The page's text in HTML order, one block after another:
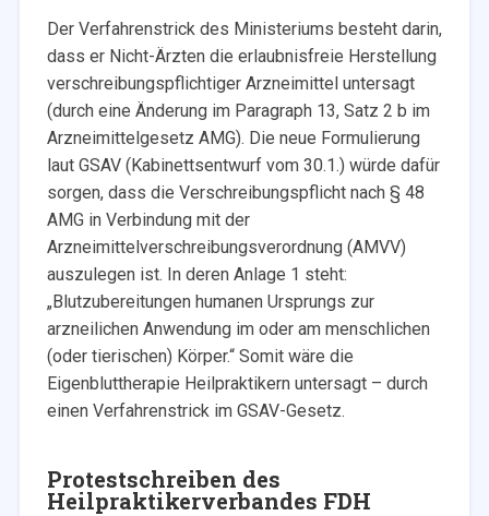
Der Verfahrenstrick des Ministeriums besteht darin,
dass er Nicht-Ärzten die erlaubnisfreie Herstellung
verschreibungspflichtiger Arzneimittel untersagt
(durch eine Änderung im Paragraph 13, Satz 2 b im
Arzneimittelgesetz AMG). Die neue Formulierung
laut GSAV (Kabinettsentwurf vom 30.1.) würde dafür
sorgen, dass die Verschreibungspflicht nach § 48
AMG in Verbindung mit der
Arzneimittelverschreibungsverordnung (AMVV)
auszulegen ist. In deren Anlage 1 steht:
„Blutzubereitungen humanen Ursprungs zur
arzneilichen Anwendung im oder am menschlichen
(oder tierischen) Körper.“ Somit wäre die
Eigenbluttherapie Heilpraktikern untersagt – durch
einen Verfahrenstrick im GSAV-Gesetz.
Protestschreiben des
Heilpraktikerverbandes FDH